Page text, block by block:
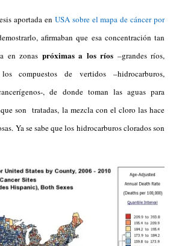
aportada en USA sobre el mapa de cáncer por
afirmaban que esa concentración tan
en zonas próximas a los ríos –grandes ríos,
compuestos de vertidos –hidrocarburos,
, de donde toman las aguas para
son tratadas, la mezcla con el cloro las hace
Ya se sabe que los hidrocarburos clorados son